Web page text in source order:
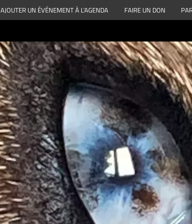
AJOUTER UN ÉVÉNEMENT À L’AGENDA FAIRE UN DON